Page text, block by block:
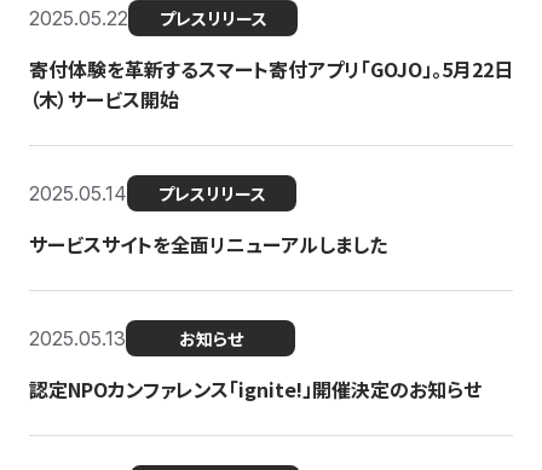
2025.05.22 プレスリリース
寄付体験を革新するスマート寄付アプリ「GOJO」。5月22日
（木）サービス開始
2025.05.14 プレスリリース
サービスサイトを全面リニューアルしました
2025.05.13 お知らせ
認定NPOカンファレンス「ignite!」開催決定のお知らせ